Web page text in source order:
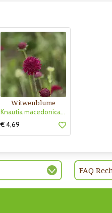
Witwenblume
Knautia macedonica 'Mars Midget'
€ 4,69
FAQ